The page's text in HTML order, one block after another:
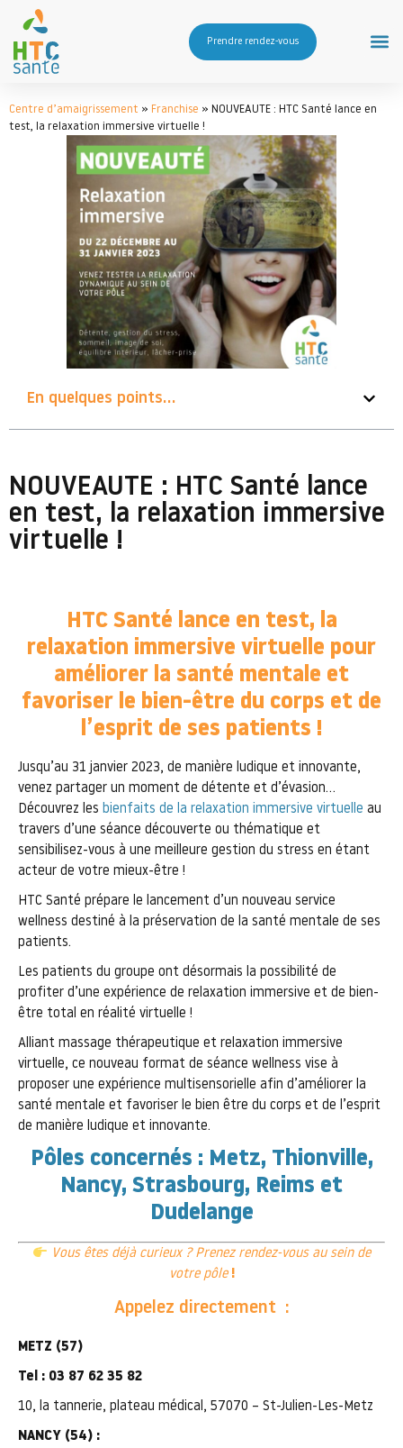
Prendre rendez-vous
Centre d’amaigrissement » Franchise » NOUVEAUTE : HTC Santé lance en
test, la relaxation immersive virtuelle !
En quelques points...
NOUVEAUTE : HTC Santé lance
en test, la relaxation immersive
virtuelle !
HTC Santé lance en test, la
relaxation immersive virtuelle pour
améliorer la santé mentale et
favoriser le bien-être du corps et de
l’esprit de ses patients !
Jusqu’au 31 janvier 2023, de manière ludique et innovante,
venez partager un moment de détente et d’évasion…
Découvrez les bienfaits de la relaxation immersive virtuelle au
travers d’une séance découverte ou thématique et
sensibilisez-vous à une meilleure gestion du stress en étant
acteur de votre mieux-être !
HTC Santé prépare le lancement d’un nouveau service
wellness destiné à la préservation de la santé mentale de ses
patients.
Les patients du groupe ont désormais la possibilité de
profiter d’une expérience de relaxation immersive et de bien-
être total en réalité virtuelle !
Alliant massage thérapeutique et relaxation immersive
virtuelle, ce nouveau format de séance wellness vise à
proposer une expérience multisensorielle afin d’améliorer la
santé mentale et favoriser le bien être du corps et de l’esprit
de manière ludique et innovante.
Pôles concernés : Metz, Thionville,
Nancy, Strasbourg, Reims et
Dudelange
Vous êtes déjà curieux ? Prenez rendez-vous au sein de
votre pôle!
Appelez directement :
METZ (57)
Tel : 03 87 62 35 82
10, la tannerie, plateau médical, 57070 – St-Julien-Les-Metz
NANCY (54) :